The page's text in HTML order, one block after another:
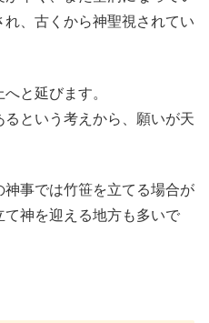
、古くから神聖視されてい
と延びます。
という考えから、願いが天
事では竹笹を立てる場合が
神を迎える地方も多いで